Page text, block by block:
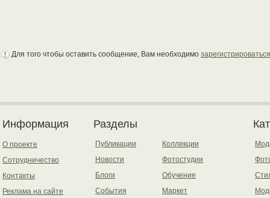
Для того чтобы оставить сообщение, Вам необходимо зарегистрироваться
Информация
О проекте
Сотрудничество
Контакты
Реклама на сайте
Разделы
Публикации
Новости
Блоги
События
Коллекции
Фотостудии
Обучение
Маркет